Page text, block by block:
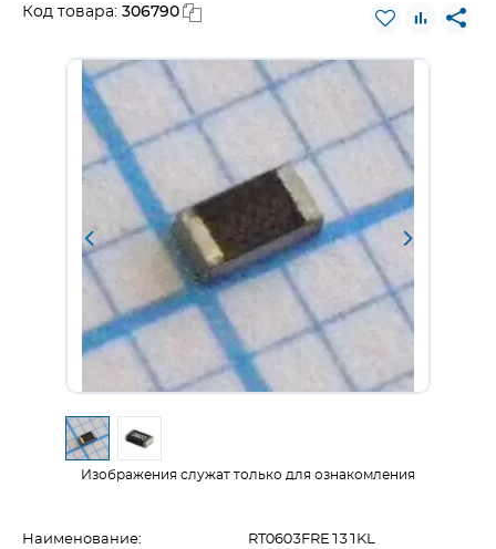
Код товара: 306790
Изображения служат только для ознакомления
Наименование: RT0603FRE131KL